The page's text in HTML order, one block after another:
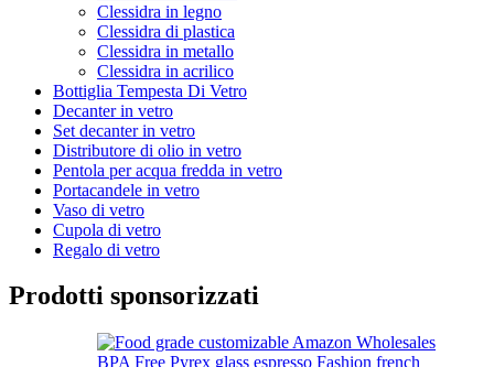
Clessidra in legno
Clessidra di plastica
Clessidra in metallo
Clessidra in acrilico
Bottiglia Tempesta Di Vetro
Decanter in vetro
Set decanter in vetro
Distributore di olio in vetro
Pentola per acqua fredda in vetro
Portacandele in vetro
Vaso di vetro
Cupola di vetro
Regalo di vetro
Prodotti sponsorizzati